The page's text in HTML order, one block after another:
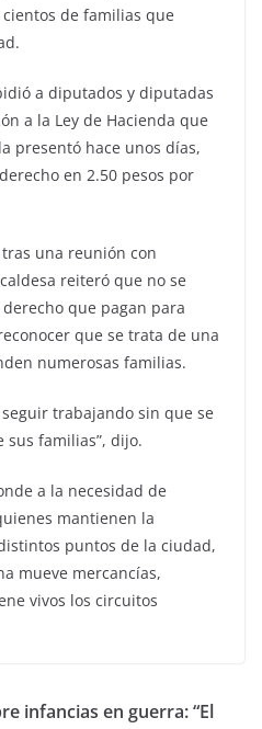
de familias que
a diputados y diputadas
a la Ley de Hacienda que
presentó hace unos días,
en 2.50 pesos por
una reunión con
reiteró que no se
que pagan para
que se trata de una
numerosas familias.
trabajando sin que se
sus familias”, dijo.
a la necesidad de
mantienen la
puntos de la ciudad,
mueve mercancías,
vivos los circuitos
infancias en guerra: “El